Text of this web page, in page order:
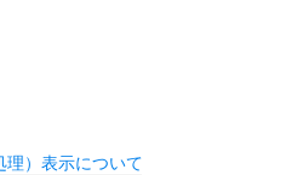
理）表示について